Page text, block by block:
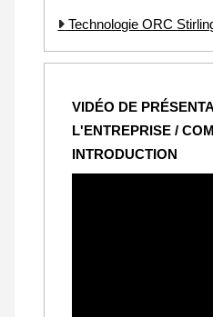
Technologie ORC
VIDÉO DE
L'ENTREPRISE /
INTRODUCTION